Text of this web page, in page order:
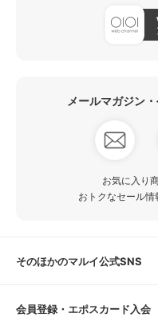
メールマガジン
お気に入り
おトクなセール情
そのほかのマルイ公式SNS
会員登録・エポスカード入会